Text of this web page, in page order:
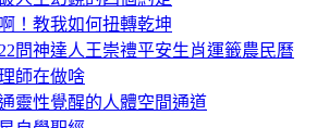
！教我如何扭轉乾坤
問神達人王崇禮平安生肖運籤農民曆
師在做啥
靈性覺醒的人體空間通道